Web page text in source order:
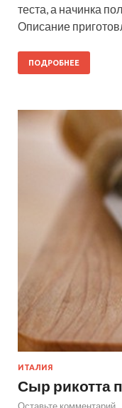
теста, а начинка
Описание
ПОДРОБНЕЕ
ИТАЛИЯ
Сыр рикотта
Оставьте комментарий